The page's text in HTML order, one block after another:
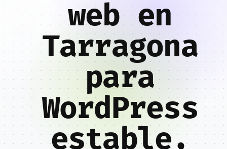
web en
Tarragona
para
WordPress
estable,